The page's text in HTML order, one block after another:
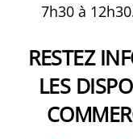
7h30 à
RESTEZ
LES